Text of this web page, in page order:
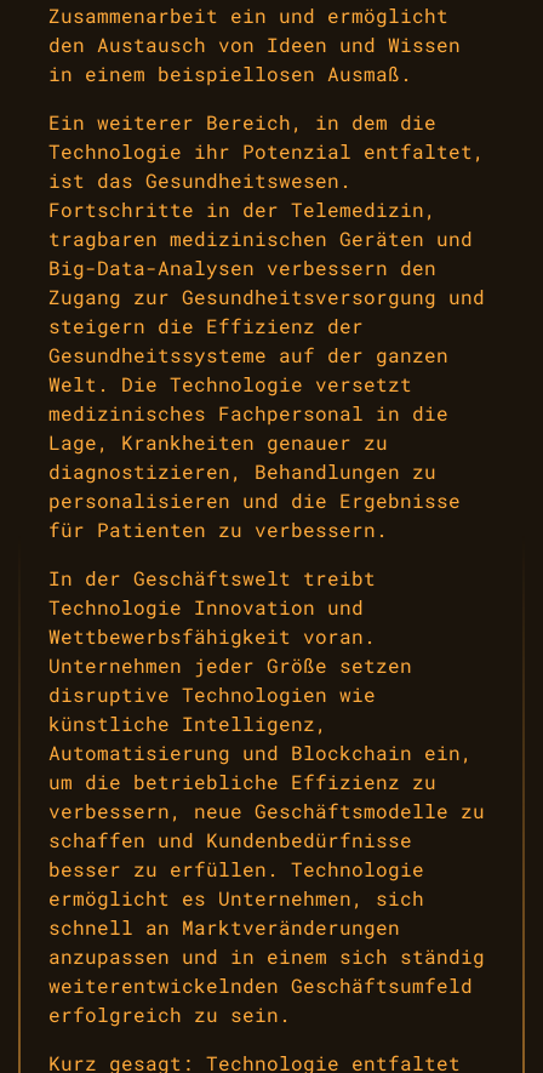
Zusammenarbeit ein und ermöglicht
den Austausch von Ideen und Wissen
in einem beispiellosen Ausmaß.
Ein weiterer Bereich, in dem die
Technologie ihr Potenzial entfaltet,
ist das Gesundheitswesen.
Fortschritte in der Telemedizin,
tragbaren medizinischen Geräten und
Big-Data-Analysen verbessern den
Zugang zur Gesundheitsversorgung und
steigern die Effizienz der
Gesundheitssysteme auf der ganzen
Welt. Die Technologie versetzt
medizinisches Fachpersonal in die
Lage, Krankheiten genauer zu
diagnostizieren, Behandlungen zu
personalisieren und die Ergebnisse
für Patienten zu verbessern.
In der Geschäftswelt treibt
Technologie Innovation und
Wettbewerbsfähigkeit voran.
Unternehmen jeder Größe setzen
disruptive Technologien wie
künstliche Intelligenz,
Automatisierung und Blockchain ein,
um die betriebliche Effizienz zu
verbessern, neue Geschäftsmodelle zu
schaffen und Kundenbedürfnisse
besser zu erfüllen. Technologie
ermöglicht es Unternehmen, sich
schnell an Marktveränderungen
anzupassen und in einem sich ständig
weiterentwickelnden Geschäftsumfeld
erfolgreich zu sein.
Kurz gesagt: Technologie entfaltet